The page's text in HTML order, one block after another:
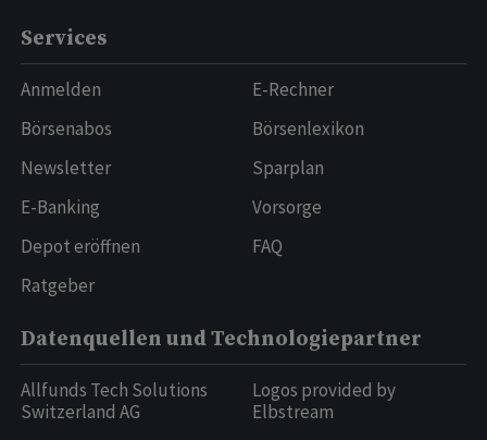
Services
Anmelden
Börsenabos
Newsletter
E-Banking
Depot eröffnen
Ratgeber
E-Rechner
Börsenlexikon
Sparplan
Vorsorge
FAQ
Datenquellen und Technologiepartner
Allfunds Tech Solutions
Switzerland AG
Logos provided by
Elbstream